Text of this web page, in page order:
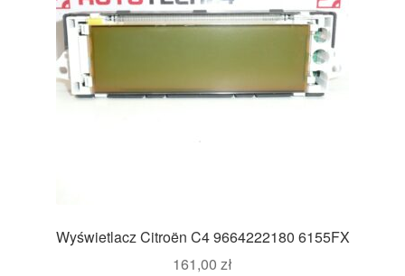
Wyświetlacz Citroën C4 9664222180 6155FX
161,00 zł